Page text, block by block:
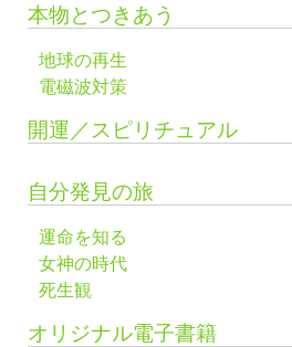
本物とつきあう
地球の再生
電磁波対策
開運／スピリチュアル
自分発見の旅
運命を知る
女神の時代
死生観
オリジナル電子書籍